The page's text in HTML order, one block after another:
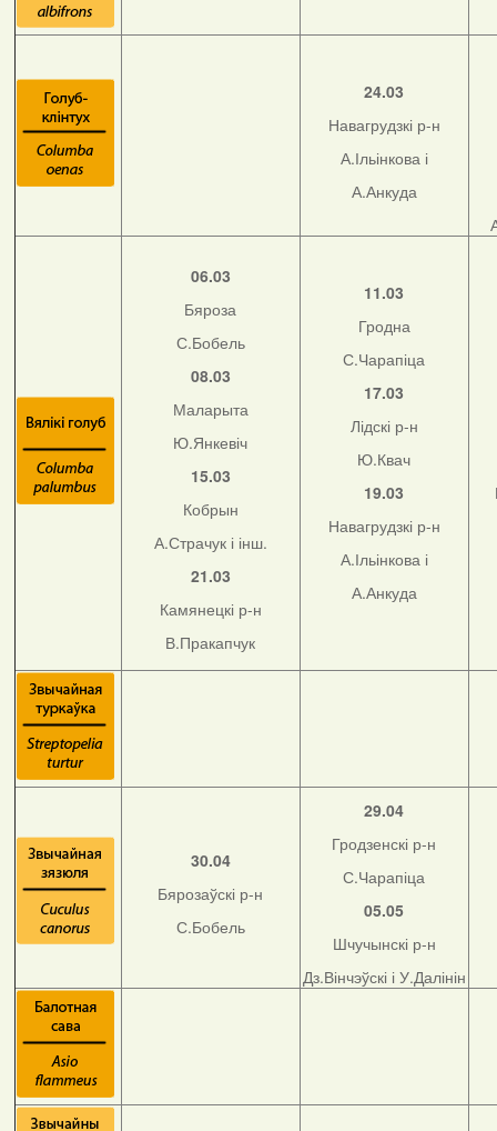
24.03
Навагрудзкі р-н
А.Ільінкова і
А.Анкуда
06.03
Бяроза
С.Бобель
08.03
Маларыта
Ю.Янкевіч
15.03
Кобрын
А.Страчук і інш.
21.03
Камянецкі р-н
В.Пракапчук
11.03
Гродна
С.Чарапіца
17.03
Лідскі р-н
Ю.Квач
19.03
Навагрудзкі р-н
А.Ільінкова і
А.Анкуда
30.04
Бярозаўскі р-н
С.Бобель
29.04
Гродзенскі р-н
С.Чарапіца
05.05
Шчучынскі р-н
Дз.Вінчэўскі і У.Далінін